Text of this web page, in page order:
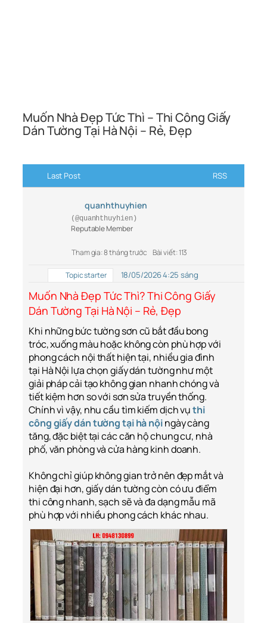
Muốn Nhà Đẹp Tức Thì – Thi Công Giấy
Dán Tường Tại Hà Nội – Rẻ, Đẹp
Last Post RSS
quanhthuyhien
(@quanhthuyhien)
Reputable Member
Tham gia: 8 tháng trước Bài viết: 113
Topic starter 18/05/2026 4:25 sáng
Muốn Nhà Đẹp Tức Thì? Thi Công Giấy
Dán Tường Tại Hà Nội – Rẻ, Đẹp
Khi những bức tường sơn cũ bắt đầu bong
tróc, xuống màu hoặc không còn phù hợp với
phong cách nội thất hiện tại, nhiều gia đình
tại Hà Nội lựa chọn giấy dán tường như một
giải pháp cải tạo không gian nhanh chóng và
tiết kiệm hơn so với sơn sửa truyền thống.
Chính vì vậy, nhu cầu tìm kiếm dịch vụthi
công giấy dán tường tại hà nộingày càng
tăng, đặc biệt tại các căn hộ chung cư, nhà
phố, văn phòng và cửa hàng kinh doanh.
Không chỉ giúp không gian trở nên đẹp mắt và
hiện đại hơn, giấy dán tường còn có ưu điểm
thi công nhanh, sạch sẽ và đa dạng mẫu mã
phù hợp với nhiều phong cách khác nhau.